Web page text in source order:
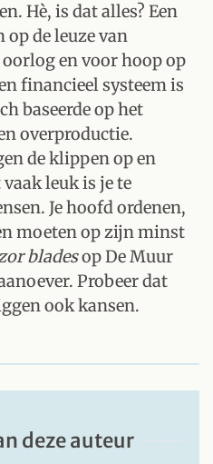
Hè, is dat alles? Een
op de leuze van
en voor hoop op
financieel systeem is
baseerde op het
overproductie.
de klippen op en
leuk is je te
Je hoofd ordenen,
moeten op zijn minst
bladesop De Muur
Probeer dat
ook kansen.
deze auteur